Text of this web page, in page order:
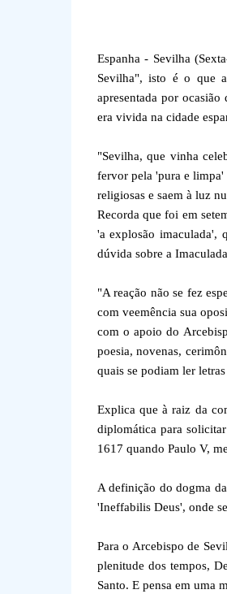
Espanha - Sevilha
Sevilha", isto é o que
apresentada por
era vivida na cidade
"Sevilha, que vinha
fervor pela 'pura e limpa'
religiosas e saem à luz
Recorda que foi em
'a explosão imaculada',
dúvida sobre a
"A reação não se fez
com veemência sua
com o apoio do
poesia, novenas,
quais se podiam ler
Explica que à raiz da
diplomática para
1617 quando Paulo V,
A definição do dogma
'Ineffabilis Deus', onde
Para o Arcebispo de
plenitude dos tempos,
Santo. E pensa em uma